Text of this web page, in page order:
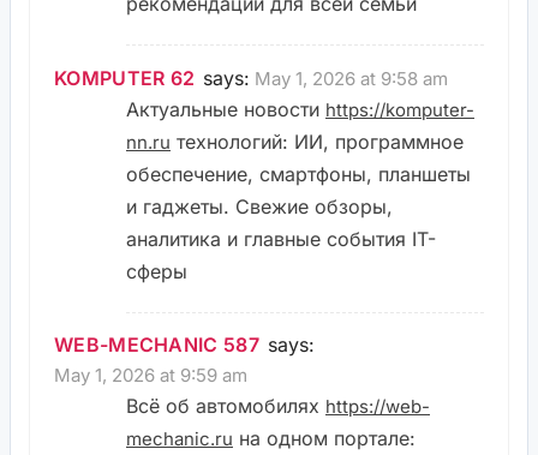
KOMPUTER 62 says: May 1, 2026 at 9:58 am
Актуальные новости https://komputer-
nn.ru технологий: ИИ, программное
обеспечение, смартфоны, планшеты
и гаджеты. Свежие обзоры,
аналитика и главные события IT-
сферы
WEB-MECHANIC 587 says:
May 1, 2026 at 9:59 am
Всё об автомобилях https://web-
mechanic.ru на одном портале: